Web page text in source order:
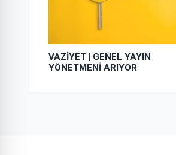
VAZİYET | GENEL YAYIN
YÖNETMENİ ARIYOR